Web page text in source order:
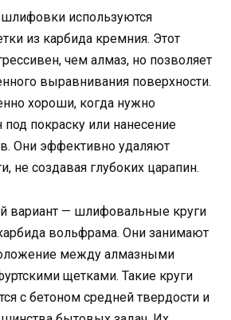
используются
из карбида кремния. Этот
чем алмаз, но позволяет
выравнивания поверхности.
хороши, когда нужно
под покраску или нанесение
Они эффективно удаляют
не создавая глубоких царапин.
вариант — шлифовальные круги
вольфрама. Они занимают
между алмазными
щетками. Такие круги
с бетоном средней твердости и